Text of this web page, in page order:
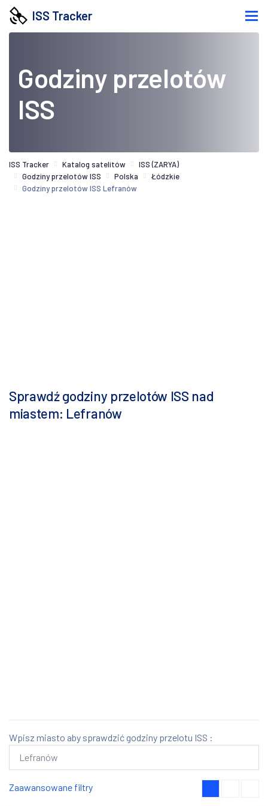
ISS Tracker
Godziny przelotów
ISS
ISS Tracker Katalog satelitów
ISS (ZARYA)
Godziny przelotów ISS
Polska
Łódzkie
Godziny przelotów ISS Lefranów
Sprawdź godziny przelotów ISS nad
miastem: Lefranów
Wpisz miasto aby sprawdzić godziny przelotu ISS :
Zaawansowane filtry